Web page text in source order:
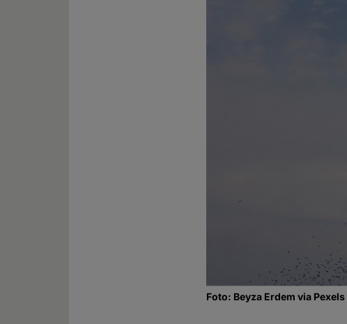
Foto: Beyza Erdem via Pexels